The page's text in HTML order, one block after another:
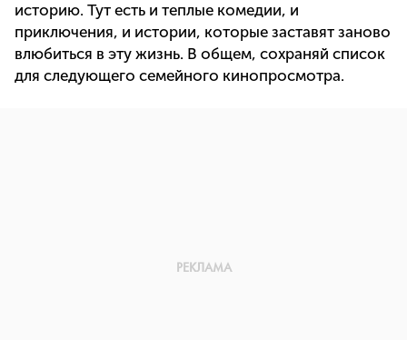
историю. Тут есть и теплые комедии, и
приключения, и истории, которые заставят заново
влюбиться в эту жизнь. В общем, сохраняй список
для следующего семейного кинопросмотра.